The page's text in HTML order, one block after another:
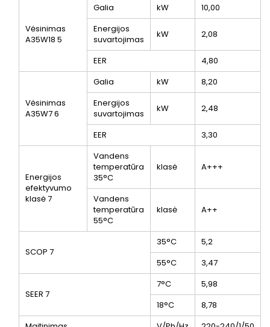
Vėsinimas
A35W18 5
Galia kW
10,00
Energijos
suvartojimas
kW 2,08
EER 4,80
Vėsinimas
A35W76
Galia kW
8,20
Energijos
suvartojimas
kW 2,48
EER 3,30
Energijos
efektyvumo
klasė7
Vandens
temperatūra
35°C
klasė A+++
Vandens
temperatūra
55°C
klasė A++
SCOP 7
35°C
5,2
55°C
3,47
SEER 7
7°C
5,98
18°C
8,78